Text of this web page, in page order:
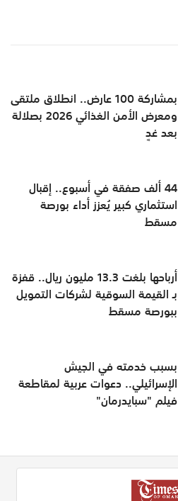
بمشاركة 100 عارض.. انطلاق ملتقى
ومعرض الأمن الغذائي 2026 بصلالة
بعد غدٍ
44 ألف صفقة في أسبوع.. إقبال
استثماري كبير يُعزز أداء بورصة
مسقط
أرباحها بلغت 13.3 مليون ريال.. قفزة
بـ القيمة السوقية لشركات التمويل
ببورصة مسقط
بسبب خدمته في الجيش
الإسرائيلي.. دعوات عربية لمقاطعة
فيلم "سبايدرمان"